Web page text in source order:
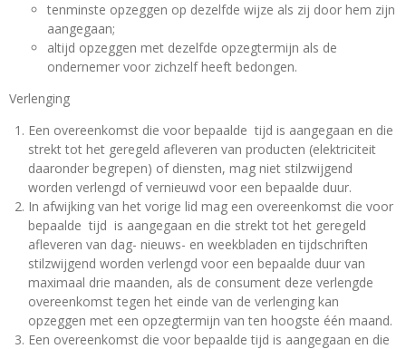
tenminste opzeggen op dezelfde wijze als zij door hem zijn
aangegaan;
altijd opzeggen met dezelfde opzegtermijn als de
ondernemer voor zichzelf heeft bedongen.
Verlenging
Een overeenkomst die voor bepaalde tijd is aangegaan en die
strekt tot het geregeld afleveren van producten (elektriciteit
daaronder begrepen) of diensten, mag niet stilzwijgend
worden verlengd of vernieuwd voor een bepaalde duur.
In afwijking van het vorige lid mag een overeenkomst die voor
bepaalde tijd is aangegaan en die strekt tot het geregeld
afleveren van dag- nieuws- en weekbladen en tijdschriften
stilzwijgend worden verlengd voor een bepaalde duur van
maximaal drie maanden, als de consument deze verlengde
overeenkomst tegen het einde van de verlenging kan
opzeggen met een opzegtermijn van ten hoogste één maand.
Een overeenkomst die voor bepaalde tijd is aangegaan en die